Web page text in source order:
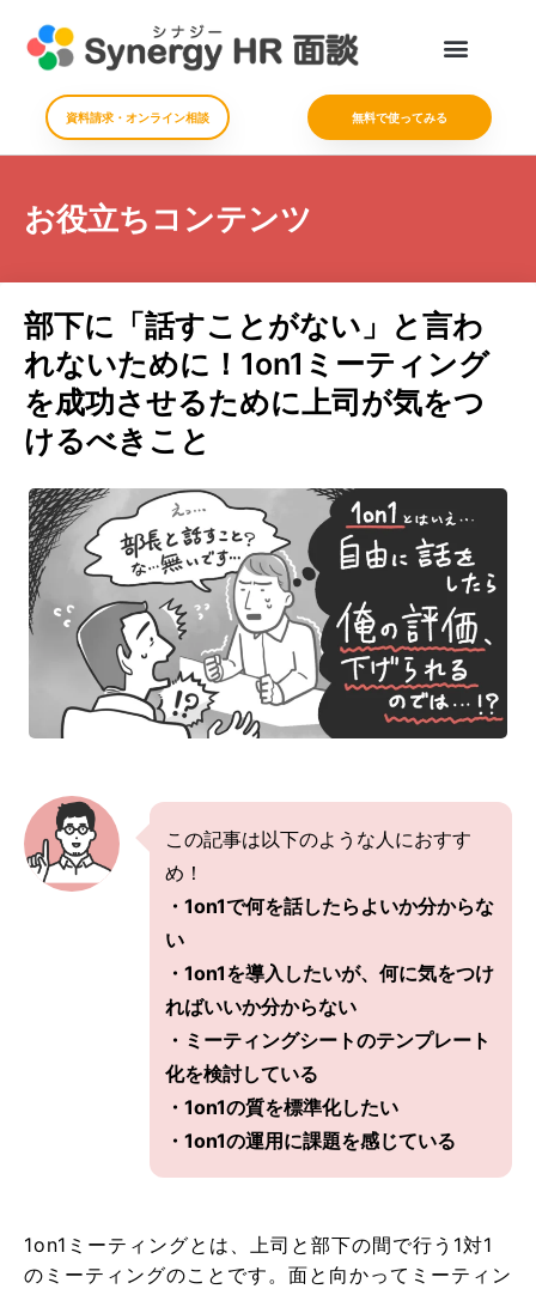
資料請求・オンライン相談 無料で使ってみる
お役立ちコンテンツ
部下に「話すことがない」と言わ
れないために！1on1ミーティング
を成功させるために上司が気をつ
けるべきこと
この記事は以下のような人におすす
め！
・1on1で何を話したらよいか分からな
い
・1on1を導入したいが、何に気をつけ
ればいいか分からない
・ミーティングシートのテンプレート
化を検討している
・1on1の質を標準化したい
・1on1の運用に課題を感じている
1on1ミーティングとは、上司と部下の間で行う1対1
のミーティングのことです。面と向かってミーティン